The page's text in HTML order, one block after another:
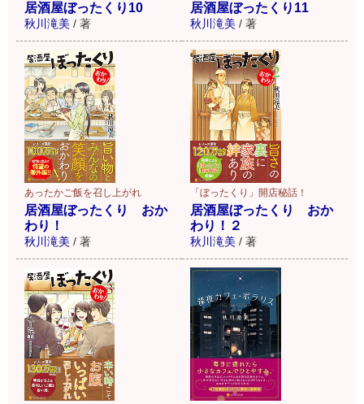
居酒屋ぼったくり10
秋川滝美 / 著
居酒屋ぼったくり11
秋川滝美 / 著
あったかご飯を召し上がれ
居酒屋ぼったくり おか
わり！
秋川滝美 / 著
「ぼったくり」開店秘話！
居酒屋ぼったくり おか
わり！２
秋川滝美 / 著